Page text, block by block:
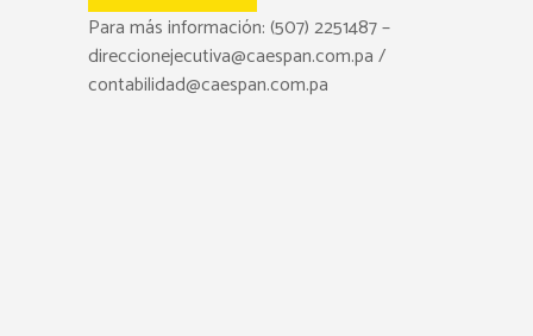
Para más información: (507) 2251487 –
direccionejecutiva@caespan.com.pa /
contabilidad@caespan.com.pa